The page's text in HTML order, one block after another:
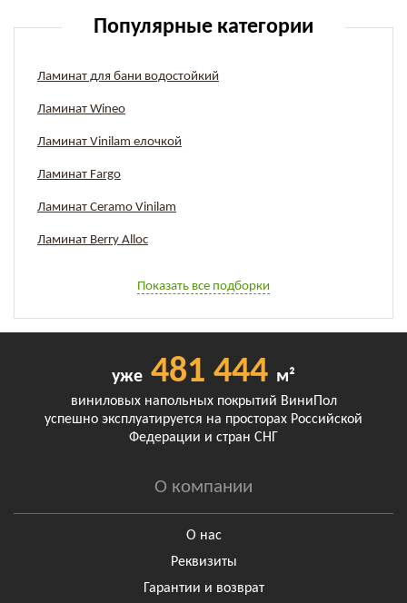
Популярные категории
Ламинат для бани водостойкий
Ламинат Wineo
Ламинат Vinilam елочкой
Ламинат Fargo
Ламинат Ceramo Vinilam
Ламинат Berry Alloc
Показать все подборки
уже 481 444 м²
виниловых напольных покрытий ВиниПол
успешно эксплуатируется на просторах Российской
Федерации и стран СНГ
О компании
О нас
Реквизиты
Гарантии и возврат